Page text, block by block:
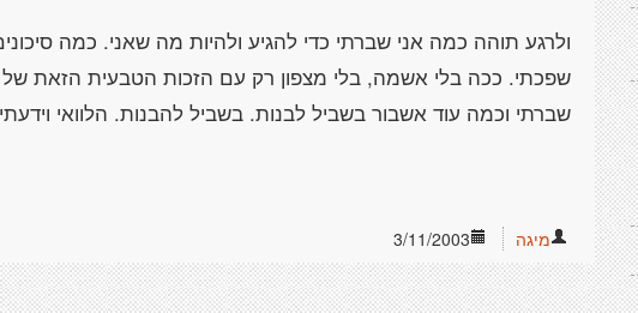
ולרגע תוהה כמה אני שברתי כדי להגיע ולהיות מה שאני. כמה
שפכתי. ככה בלי אשמה, בלי מצפון רק עם הזכות הטבעית הזאת של
3/11/2003 מיגה